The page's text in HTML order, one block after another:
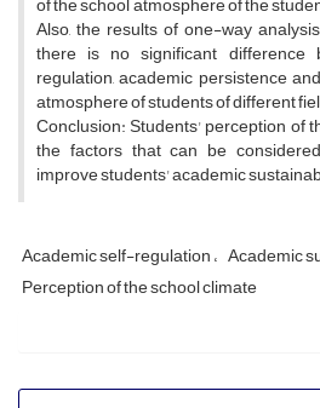
Also, the results of one-way
there is no significant difference
regulation, academic persistence
atmosphere of students of different
Conclusion: Students' perception of
the factors that can be
improve students' academic
Academic self-regulation Academic
Perception of the school climate